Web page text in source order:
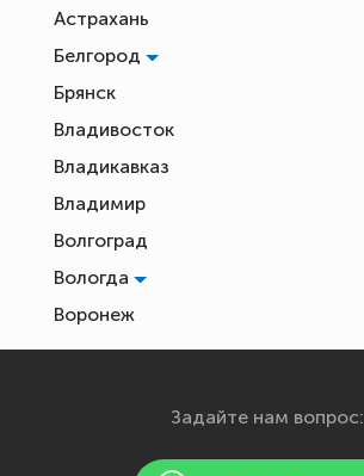
Астрахань
Белгород
Брянск
Владивосток
Владикавказ
Владимир
Волгоград
Вологда
Воронеж
Екатеринбург
Йошкар-Ола
Задайте нам вопрос: